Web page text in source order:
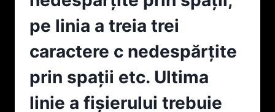
O
LITERĂ
CU
PROPRIETATEA
MENȚIONATĂ
ŞI
MESAJUL
„NU”
DE
MAI
ORI.
DACĂ
EXISTĂ
MAI
MULTE
pe linia a treia trei
caractere c nedespărțite
prin spații etc. Ultima
linie a fişierului trebuie